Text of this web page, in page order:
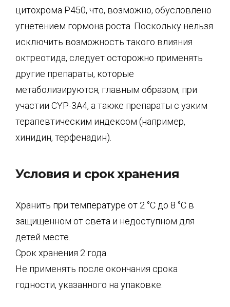
цитохрома Р450, что, возможно, обусловлено
угнетением гормона роста. Поскольку нельзя
исключить возможность такого влияния
октреотида, следует осторожно применять
другие препараты, которые
метаболизируются, главным образом, при
участии CYP-3А4, а также препараты с узким
терапевтическим индексом (например,
хинидин, терфенадин).
Условия и срок хранения
Хранить при температуре от 2 °С до 8 °С в
защищенном от света и недоступном для
детей месте.
Срок хранения 2 года.
Не применять после окончания срока
годности, указанного на упаковке.